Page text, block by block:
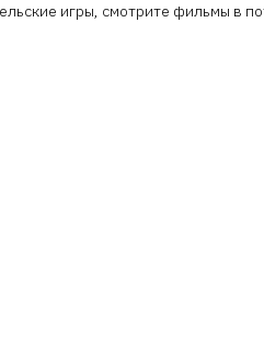
игры, смотрите фильмы в